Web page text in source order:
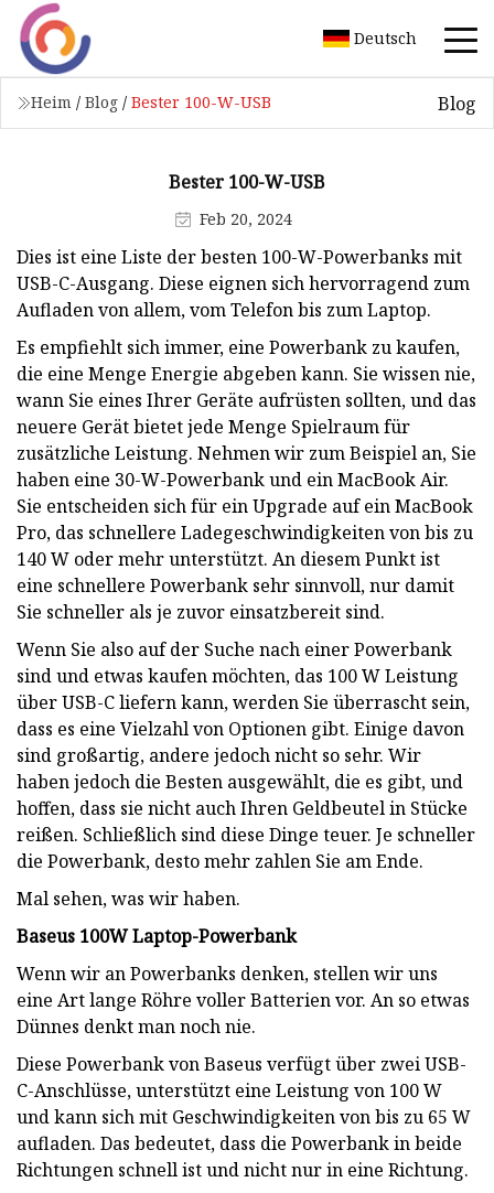
Deutsch
Heim / Blog / Bester 100-W-USB Blog
Bester 100-W-USB
Feb 20, 2024
Dies ist eine Liste der besten 100-W-Powerbanks mit
USB-C-Ausgang. Diese eignen sich hervorragend zum
Aufladen von allem, vom Telefon bis zum Laptop.
Es empfiehlt sich immer, eine Powerbank zu kaufen,
die eine Menge Energie abgeben kann. Sie wissen nie,
wann Sie eines Ihrer Geräte aufrüsten sollten, und das
neuere Gerät bietet jede Menge Spielraum für
zusätzliche Leistung. Nehmen wir zum Beispiel an, Sie
haben eine 30-W-Powerbank und ein MacBook Air.
Sie entscheiden sich für ein Upgrade auf ein MacBook
Pro, das schnellere Ladegeschwindigkeiten von bis zu
140 W oder mehr unterstützt. An diesem Punkt ist
eine schnellere Powerbank sehr sinnvoll, nur damit
Sie schneller als je zuvor einsatzbereit sind.
Wenn Sie also auf der Suche nach einer Powerbank
sind und etwas kaufen möchten, das 100 W Leistung
über USB-C liefern kann, werden Sie überrascht sein,
dass es eine Vielzahl von Optionen gibt. Einige davon
sind großartig, andere jedoch nicht so sehr. Wir
haben jedoch die Besten ausgewählt, die es gibt, und
hoffen, dass sie nicht auch Ihren Geldbeutel in Stücke
reißen. Schließlich sind diese Dinge teuer. Je schneller
die Powerbank, desto mehr zahlen Sie am Ende.
Mal sehen, was wir haben.
Baseus 100W Laptop-Powerbank
Wenn wir an Powerbanks denken, stellen wir uns
eine Art lange Röhre voller Batterien vor. An so etwas
Dünnes denkt man noch nie.
Diese Powerbank von Baseus verfügt über zwei USB-
C-Anschlüsse, unterstützt eine Leistung von 100 W
und kann sich mit Geschwindigkeiten von bis zu 65 W
aufladen. Das bedeutet, dass die Powerbank in beide
Richtungen schnell ist und nicht nur in eine Richtung.